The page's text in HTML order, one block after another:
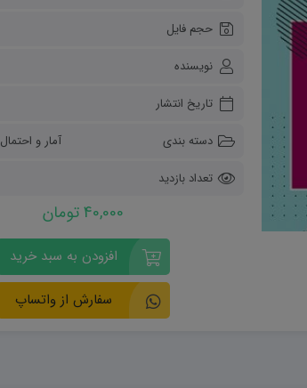
دفاعی دهم
هویت اجتماعی
حجم فایل
نویسنده
تاریخ انتشار
دسته بندی
آمار و احتمال
تعداد بازدید
40,000 تومان
افزودن به سبد خرید
سفارش از واتساپ